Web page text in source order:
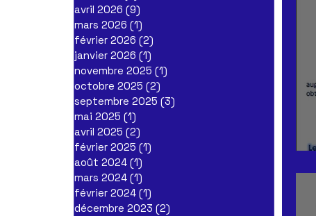
avril 2026 (9)
mars 2026 (1)
février 2026 (2)
janvier 2026 (1)
novembre 2025 (1)
octobre 2025 (2)
septembre 2025 (3)
mai 2025 (1)
avril 2025 (2)
février 2025 (1)
août 2024 (1)
mars 2024 (1)
février 2024 (1)
décembre 2023 (2)